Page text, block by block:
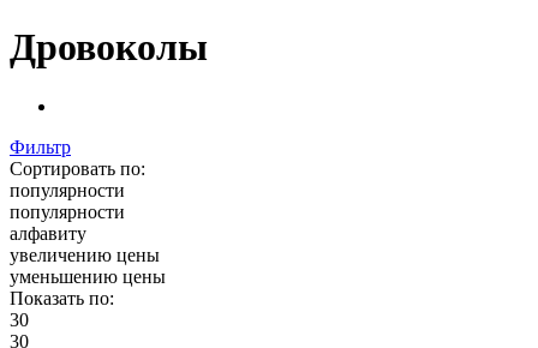
Дровоколы
Фильтр
Сортировать по:
популярности
популярности
алфавиту
увеличению цены
уменьшению цены
Показать по:
30
30